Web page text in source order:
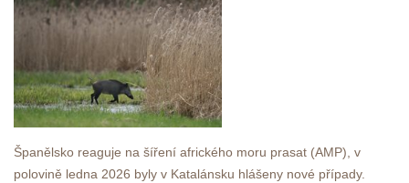
Španělsko reaguje na šíření afrického moru prasat (AMP), v
polovině ledna 2026 byly v Katalánsku hlášeny nové případy.